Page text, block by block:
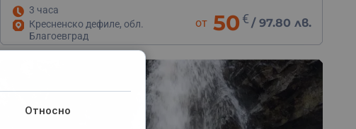
3 часа
Кресненско дефиле, обл.
Благоевград
от 50 € / 97.80 лв.
Относно